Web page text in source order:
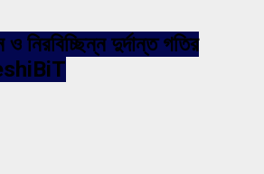
ও নিরবিচ্ছিন্ন দুর্দান্ত গতির